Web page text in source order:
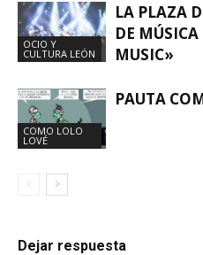
OCIO Y
CULTURA LEÓN
LA PLAZA
DE
MUSIC»
COMO LOLO
LOVÉ
PAUTA
Dejar respuesta